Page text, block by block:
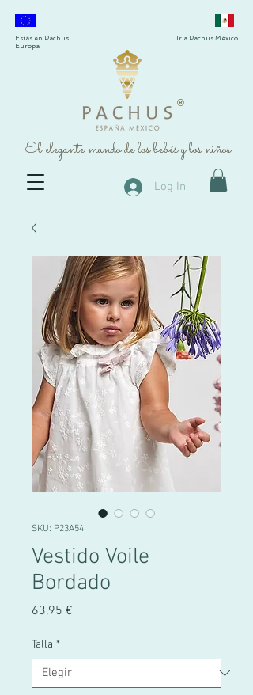
®
El elegante mundo de los bebés y los niños
Estás en Pachus
Europa
Ir a Pachus México
Log In
SKU: P23A54
Vestido Voile
Bordado
63,95 €
Talla *